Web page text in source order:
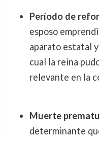
Período de
esposo
aparato estatal
cual la reina
relevante en la
Muerte
determinante